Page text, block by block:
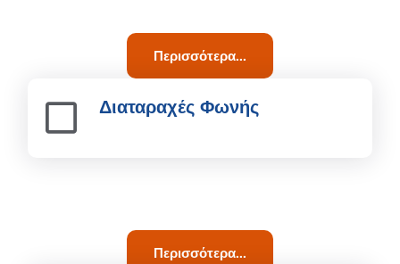
Περισσότερα...
Διαταραχές Φωνής
Περισσότερα...